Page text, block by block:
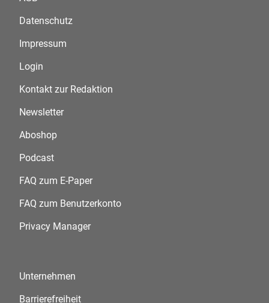
Datenschutz
Impressum
Login
Kontakt zur Redaktion
Newsletter
Aboshop
Podcast
FAQ zum E-Paper
FAQ zum Benutzerkonto
Privacy Manager
Unternehmen
Barrierefreiheit